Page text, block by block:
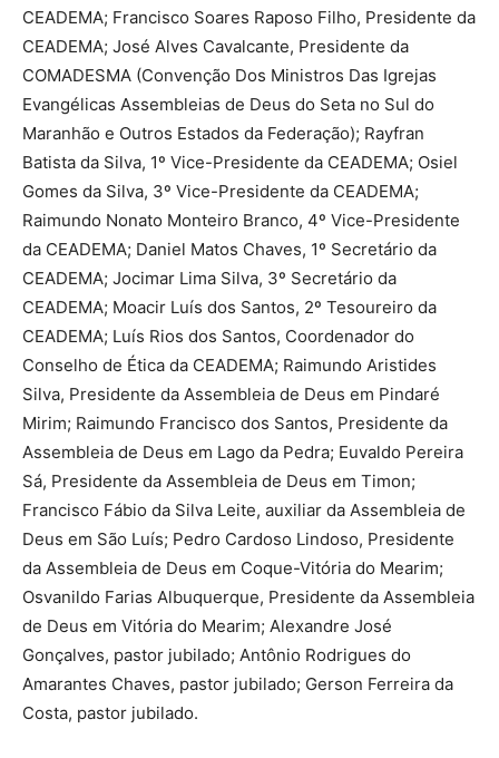
CEADEMA; Francisco Soares Raposo Filho, Presidente da
CEADEMA; José Alves Cavalcante, Presidente da
COMADESMA (Convenção Dos Ministros Das Igrejas
Evangélicas Assembleias de Deus do Seta no Sul do
Maranhão e Outros Estados da Federação); Rayfran
Batista da Silva, 1º Vice-Presidente da CEADEMA; Osiel
Gomes da Silva, 3º Vice-Presidente da CEADEMA;
Raimundo Nonato Monteiro Branco, 4º Vice-Presidente
da CEADEMA; Daniel Matos Chaves, 1º Secretário da
CEADEMA; Jocimar Lima Silva, 3º Secretário da
CEADEMA; Moacir Luís dos Santos, 2º Tesoureiro da
CEADEMA; Luís Rios dos Santos, Coordenador do
Conselho de Ética da CEADEMA; Raimundo Aristides
Silva, Presidente da Assembleia de Deus em Pindaré
Mirim; Raimundo Francisco dos Santos, Presidente da
Assembleia de Deus em Lago da Pedra; Euvaldo Pereira
Sá, Presidente da Assembleia de Deus em Timon;
Francisco Fábio da Silva Leite, auxiliar da Assembleia de
Deus em São Luís; Pedro Cardoso Lindoso, Presidente
da Assembleia de Deus em Coque-Vitória do Mearim;
Osvanildo Farias Albuquerque, Presidente da Assembleia
de Deus em Vitória do Mearim; Alexandre José
Gonçalves, pastor jubilado; Antônio Rodrigues do
Amarantes Chaves, pastor jubilado; Gerson Ferreira da
Costa, pastor jubilado.